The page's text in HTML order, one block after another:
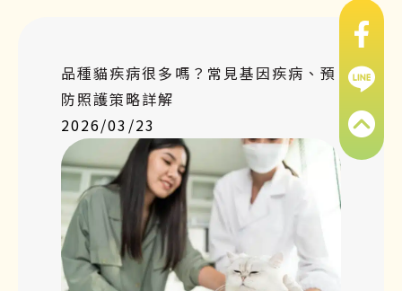
品種貓疾病很多嗎？常見基因疾病、預
防照護策略詳解
2026/03/23